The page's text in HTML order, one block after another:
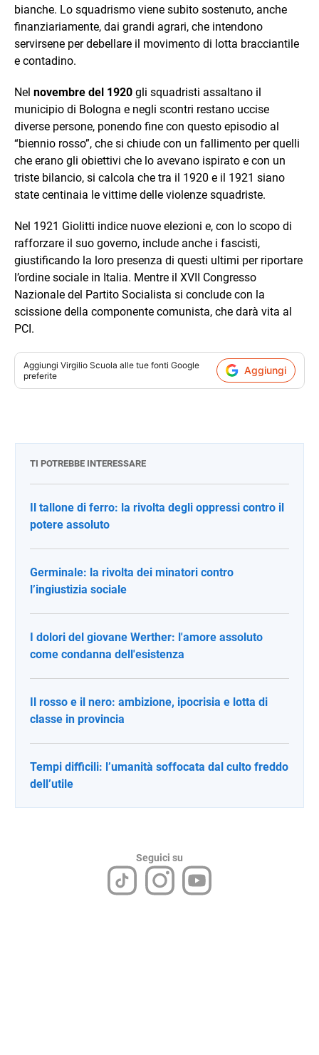
bianche. Lo squadrismo viene subito sostenuto, anche
finanziariamente, dai grandi agrari, che intendono
servirsene per debellare il movimento di lotta bracciantile
e contadino.
Nel novembre del 1920 gli squadristi assaltano il
municipio di Bologna e negli scontri restano uccise
diverse persone, ponendo fine con questo episodio al
“biennio rosso”, che si chiude con un fallimento per quelli
che erano gli obiettivi che lo avevano ispirato e con un
triste bilancio, si calcola che tra il 1920 e il 1921 siano
state centinaia le vittime delle violenze squadriste.
Nel 1921 Giolitti indice nuove elezioni e, con lo scopo di
rafforzare il suo governo, include anche i fascisti,
giustificando la loro presenza di questi ultimi per riportare
l’ordine sociale in Italia. Mentre il XVII Congresso
Nazionale del Partito Socialista si conclude con la
scissione della componente comunista, che darà vita al
PCI.
Aggiungi Virgilio Scuola alle tue fonti Google
preferite
Aggiungi
TI POTREBBE INTERESSARE
Il tallone di ferro: la rivolta degli oppressi contro il
potere assoluto
Germinale: la rivolta dei minatori contro
l’ingiustizia sociale
I dolori del giovane Werther: l'amore assoluto
come condanna dell'esistenza
Il rosso e il nero: ambizione, ipocrisia e lotta di
classe in provincia
Tempi difficili: l’umanità soffocata dal culto freddo
dell’utile
Seguici su